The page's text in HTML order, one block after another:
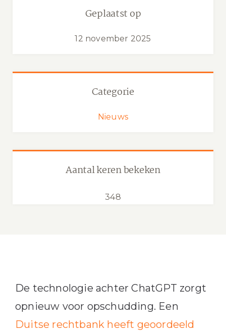
Categorie
Nieuws
Geplaatst op
12 november 2025
Aantal keren bekeken
348
De technologie achter ChatGPT zorgt
opnieuw voor opschudding. Een
Duitse rechtbank heeft geoordeeld